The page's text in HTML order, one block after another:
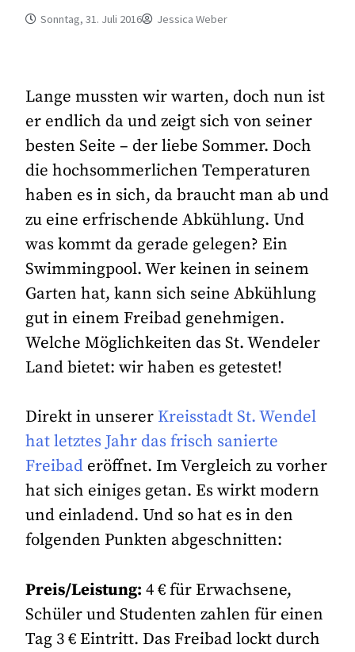
Sonntag, 31. Juli 2016 Jessica Weber
Lange mussten wir warten, doch nun ist
er endlich da und zeigt sich von seiner
besten Seite – der liebe Sommer. Doch
die hochsommerlichen Temperaturen
haben es in sich, da braucht man ab und
zu eine erfrischende Abkühlung. Und
was kommt da gerade gelegen? Ein
Swimmingpool. Wer keinen in seinem
Garten hat, kann sich seine Abkühlung
gut in einem Freibad genehmigen.
Welche Möglichkeiten das St. Wendeler
Land bietet: wir haben es getestet!
Direkt in unserer Kreisstadt St. Wendel
hat letztes Jahr das frisch sanierte
Freibad eröffnet. Im Vergleich zu vorher
hat sich einiges getan. Es wirkt modern
und einladend. Und so hat es in den
folgenden Punkten abgeschnitten:
Preis/Leistung: 4 € für Erwachsene,
Schüler und Studenten zahlen für einen
Tag 3 € Eintritt. Das Freibad lockt durch